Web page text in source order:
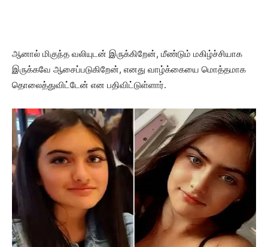
ஆனால் மிகுந்த வலியுடன் இருக்கிறேன், மீண்டும் மகிழ்ச்சியாக
இருக்கவே ஆசைப்படுகிறேன், எனது வாழ்க்கையை மொத்தமாக
தொலைத்துவிட்டேன் என பதிவிட்டுள்ளார்.